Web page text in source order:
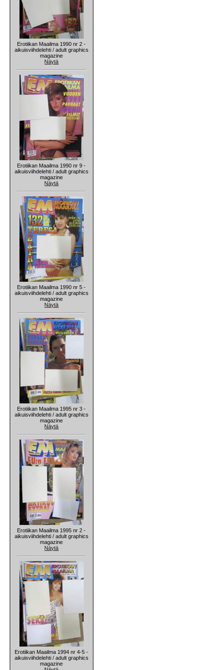
Erotiikan Maailma 1990 nr 2 -
aikuisviihdelehti / adult graphics
magazine
Näytä
Erotiikan Maailma 1990 nr 9 -
aikuisviihdelehti / adult graphics
magazine
Näytä
Erotiikan Maailma 1990 nr 5 -
aikuisviihdelehti / adult graphics
magazine
Näytä
Erotiikan Maailma 1995 nr 3 -
aikuisviihdelehti / adult graphics
magazine
Näytä
Erotiikan Maailma 1995 nr 2 -
aikuisviihdelehti / adult graphics
magazine
Näytä
Erotiikan Maailma 1994 nr 4-5 -
aikuisviihdelehti / adult graphics
magazine